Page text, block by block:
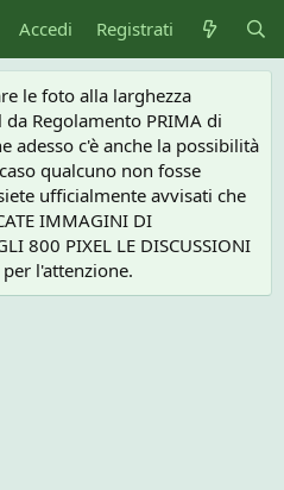
Accedi Registrati
le foto alla larghezza
Regolamento PRIMA di
adesso c'è anche la possibilità
qualcuno non fosse
ufficialmente avvisati che
IMMAGINI DI
800 PIXEL LE DISCUSSIONI
per l'attenzione.